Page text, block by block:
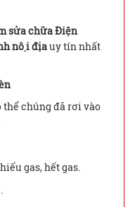
sửa chữa Điện
nội địauy tín nhất
thể chúng đã rơi vào
gas, hết gas.